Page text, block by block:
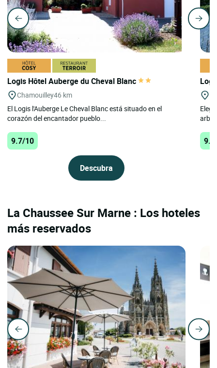
Logis Hôtel Auberge du Cheval Blanc
Chamouilley46 km
El Logis l'Auberge Le Cheval Blanc está situado en el
corazón del encantador pueblo...
9.7/10
Descubra
La Chaussee Sur Marne : Los hoteles
más reservados